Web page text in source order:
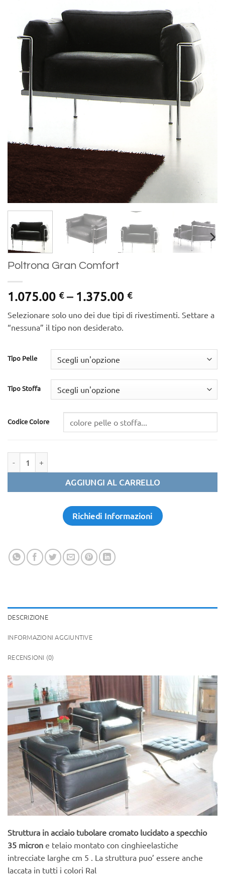
Poltrona Gran Comfort
1.075.00 € – 1.375.00 €Price
1.075.00 €
Selezionare solo uno dei due tipi di rivestimenti. Settare a
“nessuna” il tipo non desiderato.
Tipo Pelle
Tipo Stoffa
Codice Colore
AGGIUNGI AL CARRELLO
Richiedi Informazioni
DESCRIZIONE
INFORMAZIONI AGGIUNTIVE
RECENSIONI (0)
Struttura in acciaio tubolare cromato lucidato a specchio
35 micron e telaio montato con cinghieelastiche
intrecciate larghe cm 5 . La struttura puo’ essere anche
laccata in tutti i colori Ral